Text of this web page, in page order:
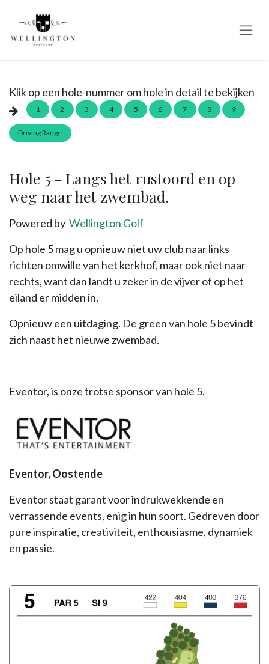
Klik op een hole-nummer om hole in detail te bekijken
1 2 3 4 5 6 7 8 9
Driving Range
Hole 5 - Langs het rustoord en op
weg naar het zwembad.
Powered by Wellington Golf
Op hole 5 mag u opnieuw niet uw club naar links
richten omwille van het kerkhof, maar ook niet naar
rechts, want dan landt u zeker in de vijver of op het
eiland er midden in.
Opnieuw een uitdaging. De green van hole 5 bevindt
zich naast het nieuwe zwembad.
Eventor, is onze trotse sponsor van hole 5.
Eventor, Oostende
Eventor staat garant voor indrukwekkende en
verrassende events, enig in hun soort. Gedreven door
pure inspiratie, creativiteit, enthousiasme, dynamiek
en passie.